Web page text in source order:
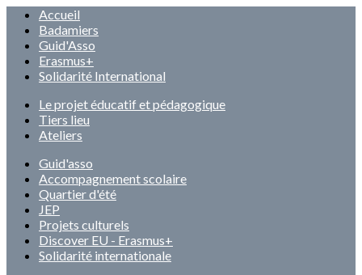
Accueil
Badamiers
Guid'Asso
Erasmus+
Solidarité International
Le projet éducatif et pédagogique
Tiers lieu
Ateliers
Guid'asso
Accompagnement scolaire
Quartier d'été
JEP
Projets culturels
Discover EU - Erasmus+
Solidarité internationale